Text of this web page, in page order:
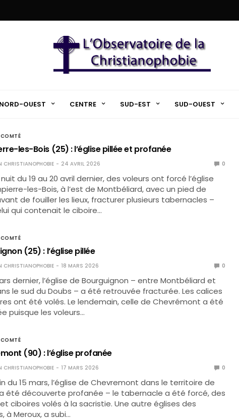
NORD-OUEST CENTRE SUD-EST SUD-OUEST
les-Bois (25) : l’église pillée et profanée
CHRISTIANOPHOBIE 24 AVRIL 2026 0
du 19 au 20 avril dernier, des voleurs ont forcé l’église
les-Bois, à l’est de Montbéliard, avec un pied de
de fouiller les lieux, fracturer plusieurs tabernacles –
qui contenait le ciboire…
(25) : l’église pillée
CHRISTIANOPHOBIE 18 MARS 2026 0
dernier, l’église de Bourguignon – entre Montbéliard et
le sud du Doubs – a été retrouvée fracturée. Les calices
ont été volés. Le lendemain, celle de Chevrémont a été
puisque les voleurs…
(90) : l’église profanée
CHRISTIANOPHOBIE 17 MARS 2026 0
du 15 mars, l’église de Chevremont dans le territoire de
été découverte profanée – le tabernacle a été forcé, des
ciboires volés à la sacristie. Une autre églises des
à Meroux, a subi…